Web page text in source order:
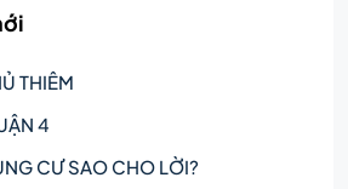
THIÊM
4
CƯ SAO CHO LỜI?